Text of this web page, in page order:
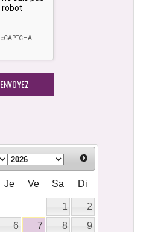
ENVOYEZ
Je Ve Sa Di
1
2
6 7 8
9